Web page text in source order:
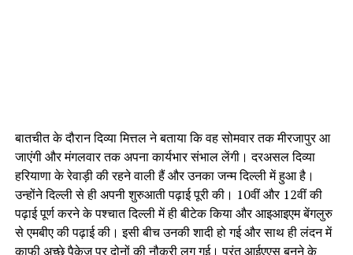
बातचीत के दौरान दिव्या मित्तल ने बताया कि वह सोमवार तक मीरजापुर आ
जाएंगी और मंगलवार तक अपना कार्यभार संभाल लेंगी। दरअसल दिव्या
हरियाणा के रेवाड़ी की रहने वाली हैं और उनका जन्म दिल्ली में हुआ है।
उन्होंने दिल्ली से ही अपनी शुरुआती पढ़ाई पूरी की। 10वीं और 12वीं की
पढ़ाई पूर्ण करने के पश्चात दिल्ली में ही बीटेक किया और आइआइएम बेंगलुरु
से एमबीए की पढ़ाई की। इसी बीच उनकी शादी हो गई और साथ ही लंदन में
काफी अच्छे पैकेज पर दोनों की नौकरी लग गई। परंतु आईएएस बनने के